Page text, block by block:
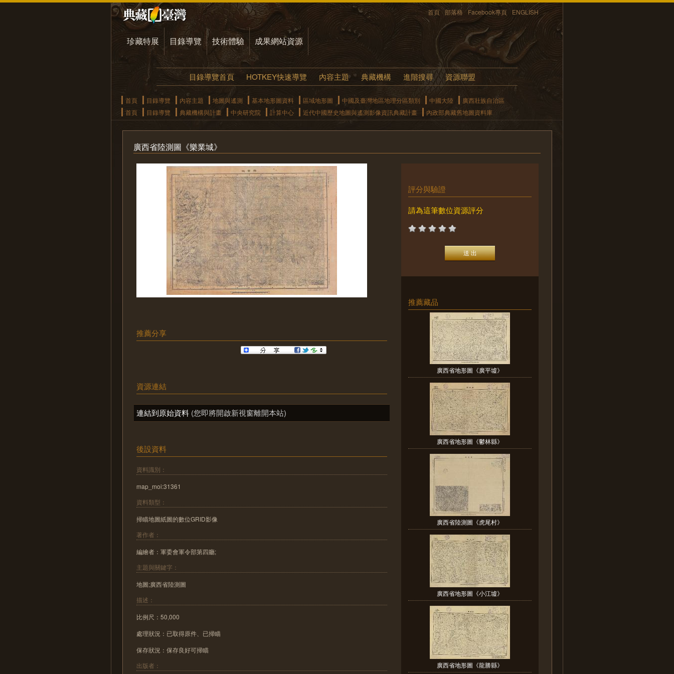
首頁 部落格 Facebook專頁 ENGLISH
珍藏特展 目錄導覽 技術體驗 成果網站資源
目錄導覽首頁 HOTKEY快速導覽 內容主題 典藏機構 進階搜尋 資源聯盟
首頁 目錄導覽 內容主題 地圖與遙測 基本地形圖資料 區域地形圖 中國及臺灣地區地理分區類別 中國大陸
廣西壯族自治區
首頁
目錄導覽 典藏機構與計畫 中央研究院 計算中心 近代中國歷史地圖與遙測影像資訊典藏計畫 內政部典藏舊地圖資料庫
廣西省陸測圖《樂業城》
推薦分享
資源連結
連結到原始資料 (您即將開啟新視窗離開本站)
後設資料
資料識別：
map_moi:31361
資料類型：
掃瞄地圖紙圖的數位GRID影像
著作者：
編繪者：軍委會軍令部第四廳;
主題與關鍵字：
地圖;廣西省陸測圖
描述：
比例尺：50,000
處理狀況：已取得原件、已掃瞄
保存狀況：保存良好可掃瞄
出版者：
評分與驗證
請為這筆數位資源評分
推薦藏品
廣西省地形圖《廣平墟》
廣西省地形圖《鬱林縣》
廣西省陸測圖《虎尾村》
廣西省地形圖《小江墟》
廣西省地形圖《龍勝縣》